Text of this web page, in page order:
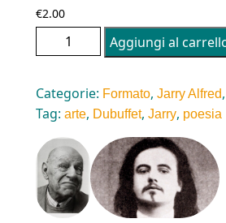
€2.00
ALFRED JARRY: POESIE. Con
Dubuffet. Pagine 32. quantità
Aggiungi al
Categorie: Formato, Jarry Alfred,
Tag: arte, Dubuffet, Jarry, poesia